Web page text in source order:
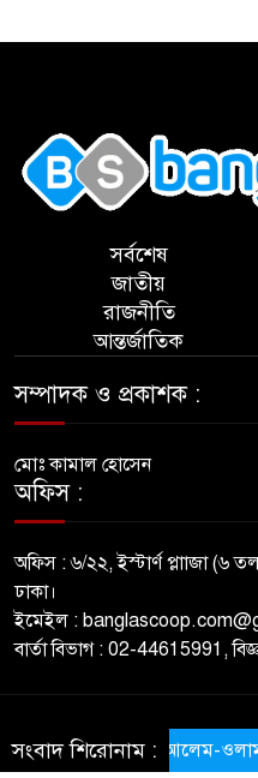
সর্বশেষ
জাতীয়
রাজনীতি
আন্তর্জাতিক
সম্পাদক ও প্রকাশক :
মোঃ কামাল হোসেন
অফিস :
অফিস : ৬/২২, ইস্টার্ণ প্লাাজা (৬
ঢাকা।
ইমেইল :
বার্তা বিভাগ : 02-44615991,
© All rights
NewsScript
সংবাদ শিরোনাম :​আলেম-ওলামাদের